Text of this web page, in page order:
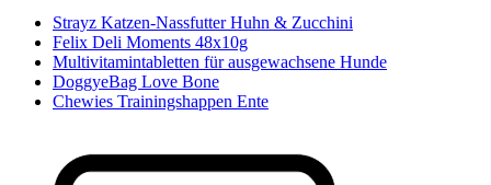
Strayz Katzen-Nassfutter Huhn & Zucchini
Felix Deli Moments 48x10g
Multivitamintabletten für ausgewachsene Hunde
DoggyeBag Love Bone
Chewies Trainingshappen Ente